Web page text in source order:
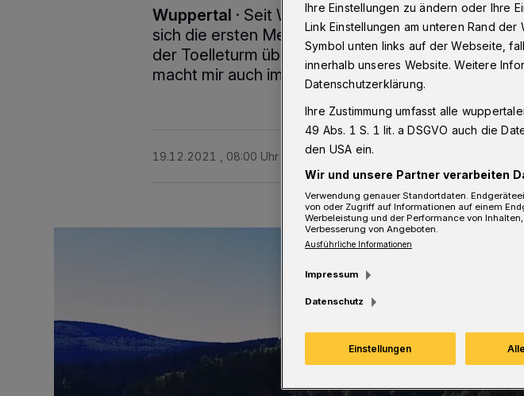
Wuppertal · Seit Wochen hängt so viel Nebel über
sich die ersten Menschen im Tal ernsthaft fragen,
der Toelleturm überhaupt noch existieren. Dieses
macht mir auch im Hinblick auf 2022 Sorgen.
19.12.2021 , 08:00 Uhr 2 Minuten Lesezeit
Ihre Einstellungen zu ändern oder Ihre
Link Einstellungen am unteren Rand
Symbol unten links auf der Webseite,
innerhalb unseres Website. Weitere
Datenschutzerklärung.
Ihre Zustimmung umfasst alle
49 Abs. 1 S. 1 lit. a DSGVO auch die
den USA ein.
Wir und unsere Partner verarbeiten
Verwendung genauer Standortdaten.
von oder Zugriff auf Informationen auf einem
Werbeleistung und der Performance von
Verbesserung von Angeboten.
Ausführliche Informationen
Impressum
Datenschutz
Einstellungen